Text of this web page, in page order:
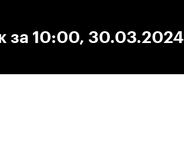
за 10:00, 30.03.2024